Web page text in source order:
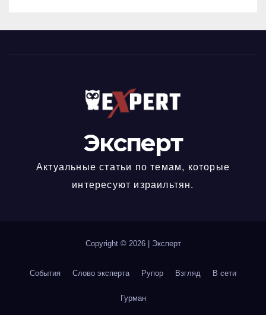
Эксперт
Актуальные статьи по темам, которые
интересуют израильтян.
Copyright © 2026 Эксперт
События Слово эксперта Рупор Взгляд В сети
Гурман